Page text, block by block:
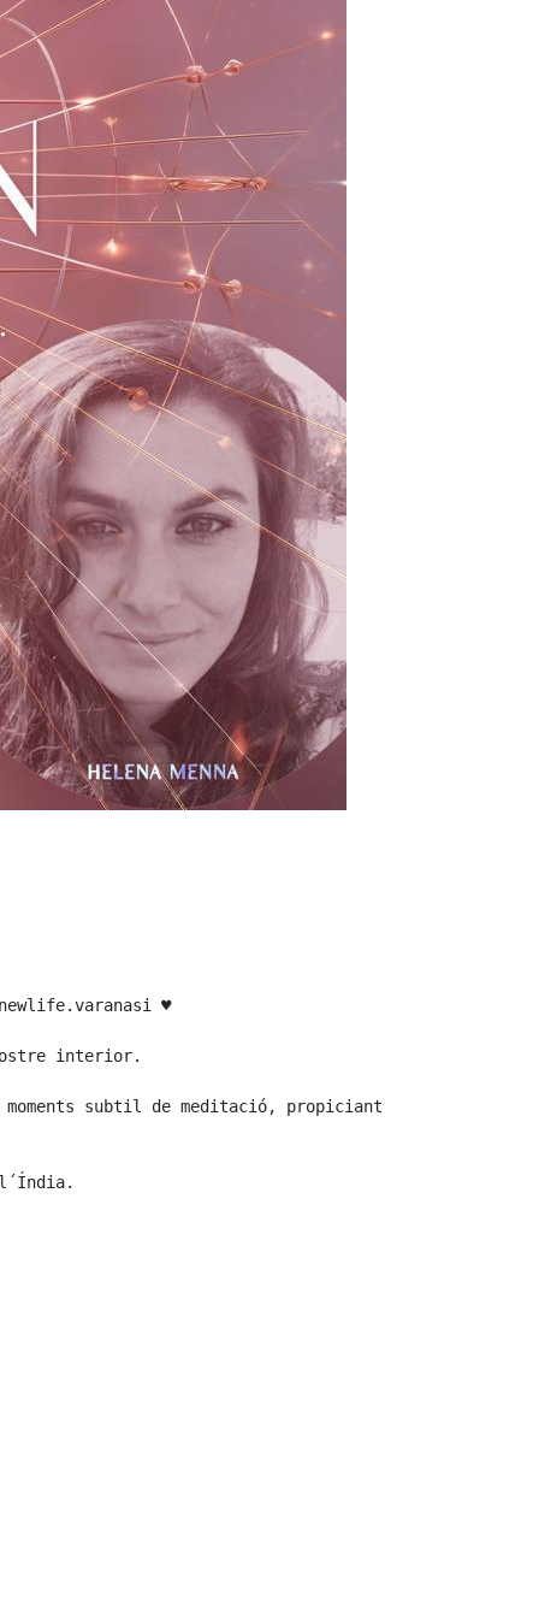
♥️
interior.
subtil de meditació, propiciant